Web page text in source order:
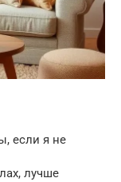
если я не
лучше